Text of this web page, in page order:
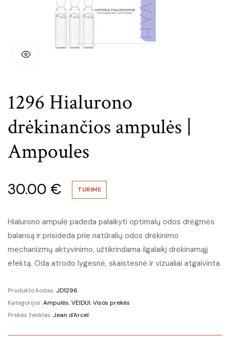
1296 Hialurono
drėkinančios ampulės |
Ampoules
30.00 € TURIME
Hialurono ampulė padeda palaikyti optimalų odos drėgmės
balansą ir prisideda prie natūralių odos drėkinimo
mechanizmų aktyvinimo, užtikrindama ilgalaikį drėkinamąjį
efektą. Oda atrodo lygesnė, skaistesnė ir vizualiai atgaivinta.
Produkto kodas: JD1296
Kategorijos:Ampulės,VEIDUI,Visos prekės
Prekės ženklas: Jean d'Arcel